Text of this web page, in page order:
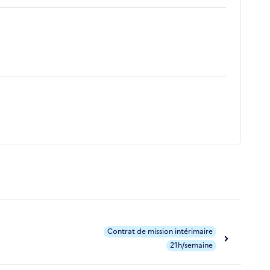
Contrat de mission intérimaire
21h/semaine